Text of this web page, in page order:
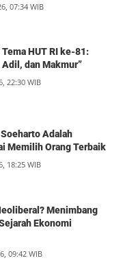
07:34 WIB
HUT RI ke-81:
dan Makmur”
22:30 WIB
Adalah
Memilih Orang Terbaik
18:25 WIB
Menimbang
Ekonomi
09:42 WIB